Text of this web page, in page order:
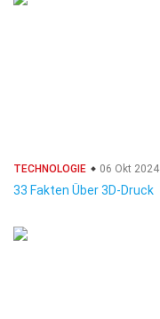
TECHNOLOGIE 06 Okt 2024
33 Fakten Über 3D-Druck